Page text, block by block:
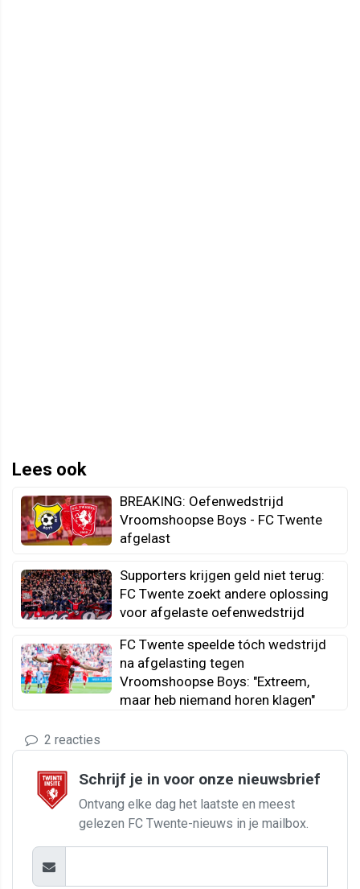
Lees ook
BREAKING: Oefenwedstrijd
Vroomshoopse Boys - FC Twente
afgelast
Supporters krijgen geld niet terug:
FC Twente zoekt andere oplossing
voor afgelaste oefenwedstrijd
FC Twente speelde tóch wedstrijd
na afgelasting tegen
Vroomshoopse Boys: "Extreem,
maar heb niemand horen klagen"
2 reacties
Schrijf je in voor onze nieuwsbrief
Ontvang elke dag het laatste en meest
gelezen FC Twente-nieuws in je mailbox.